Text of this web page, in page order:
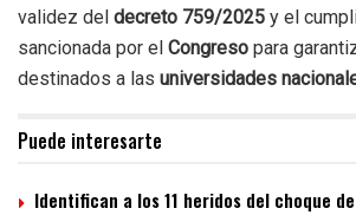
validez del decreto 759/2025 y el
sancionada por el Congreso para
destinados a las universidades
Puede interesarte
Identifican a los 11 heridos del choque